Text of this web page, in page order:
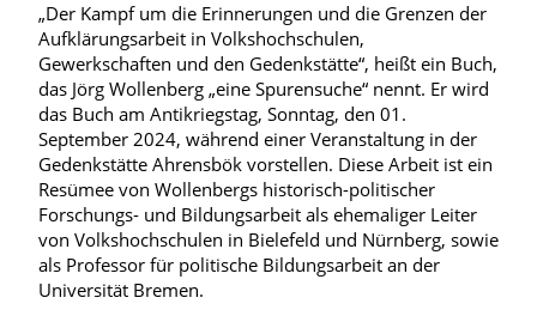
„Der Kampf um die Erinnerungen und die Grenzen der
Aufklärungsarbeit in Volkshochschulen,
Gewerkschaften und den Gedenkstätte“, heißt ein Buch,
das Jörg Wollenberg „eine Spurensuche“ nennt. Er wird
das Buch am Antikriegstag, Sonntag, den 01.
September 2024, während einer Veranstaltung in der
Gedenkstätte Ahrensbök vorstellen. Diese Arbeit ist ein
Resümee von Wollenbergs historisch-politischer
Forschungs- und Bildungsarbeit als ehemaliger Leiter
von Volkshochschulen in Bielefeld und Nürnberg, sowie
als Professor für politische Bildungsarbeit an der
Universität Bremen.